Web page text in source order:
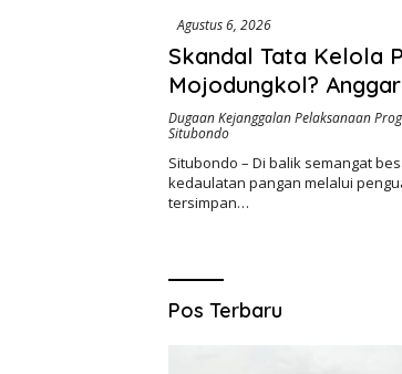
Agustus 6, 2026
Skandal Tata Kelola
Mojodungkol?
Disorot, Dugaan
hingga Misteri
Dugaan Kejanggalan Pelaksanaan
Situbondo
Situbondo – Di balik semangat
kedaulatan pangan melalui
tersimpan…
Saromben
Pos Terbaru